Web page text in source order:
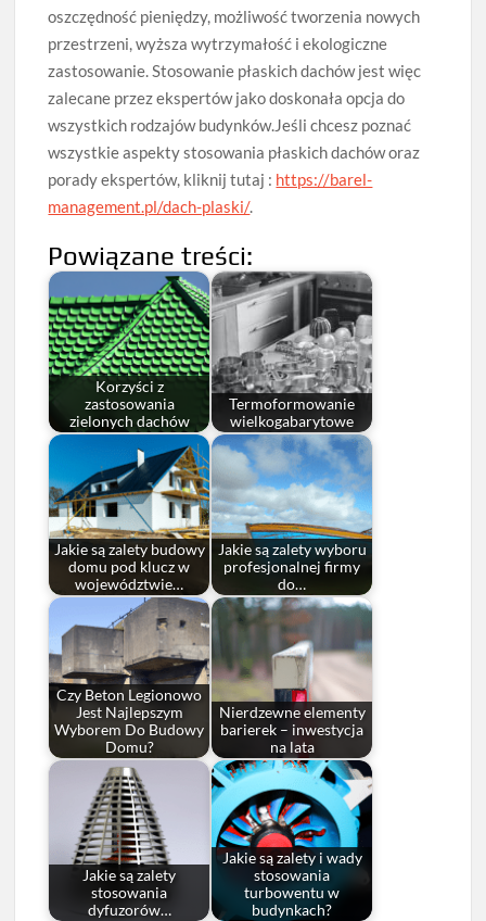
oszczędność pieniędzy, możliwość tworzenia nowych
przestrzeni, wyższa wytrzymałość i ekologiczne
zastosowanie. Stosowanie płaskich dachów jest więc
zalecane przez ekspertów jako doskonała opcja do
wszystkich rodzajów budynków.Jeśli chcesz poznać
wszystkie aspekty stosowania płaskich dachów oraz
porady ekspertów, kliknij tutaj : https://barel-
management.pl/dach-plaski/.
Powiązane treści:
Korzyści z
zastosowania
zielonych dachów
Termoformowanie
wielkogabarytowe
Jakie są zalety budowy
domu pod klucz w
województwie…
Jakie są zalety wyboru
profesjonalnej firmy
do…
Czy Beton Legionowo
Jest Najlepszym
Wyborem Do Budowy
Domu?
Nierdzewne elementy
barierek – inwestycja
na lata
Jakie są zalety
stosowania
dyfuzorów…
Jakie są zalety i wady
stosowania
turbowentu w
budynkach?